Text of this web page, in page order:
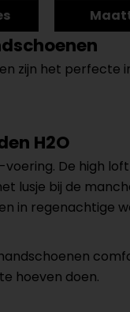
zijn het
H2O
De high
lusje bij de
in regenachtige
hoeven doen.